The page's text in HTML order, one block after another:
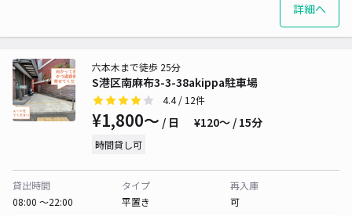
詳細へ
S港区南麻布3-3-38akippa駐車場
六本木まで徒歩 25分
4.4/ 12件
¥1,800〜 / 日 ¥120〜 / 15分
時間貸し可
貸出時間
08:00 〜22:00
タイプ
平置き
再入庫
可